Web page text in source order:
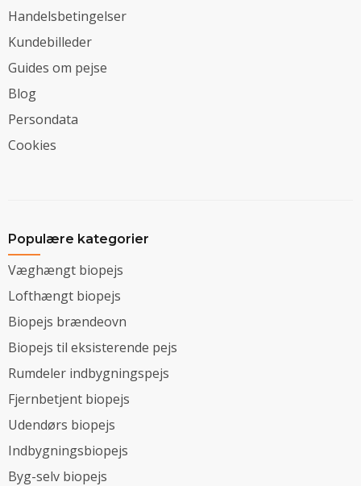
Handelsbetingelser
Kundebilleder
Guides om pejse
Blog
Persondata
Cookies
Populære kategorier
Væghængt biopejs
Lofthængt biopejs
Biopejs brændeovn
Biopejs til eksisterende pejs
Rumdeler indbygningspejs
Fjernbetjent biopejs
Udendørs biopejs
Indbygningsbiopejs
Byg-selv biopejs